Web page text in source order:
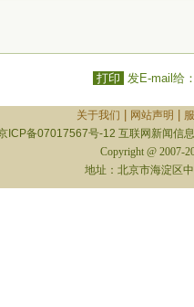
打印 发E-mail给
关于我们 网站声明
ICP备07017567号-12 互联网新闻信
Copyright @ 2007-
地址：北京市海淀区